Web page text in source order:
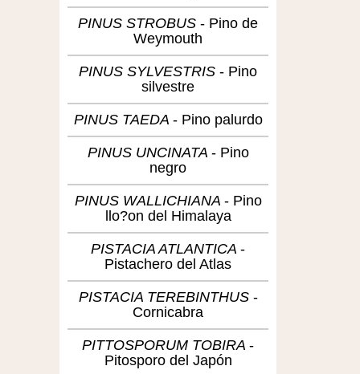
PINUS STROBUS
Pino de
Weymouth
PINUS SYLVESTRIS
Pino
silvestre
PINUS TAEDA Pino palurdo
PINUS UNCINATA Pino
negro
PINUS WALLICHIANA Pino
llo?on del Himalaya
PISTACIA ATLANTICA
Pistachero del Atlas
PISTACIA TEREBINTHUS
Cornicabra
PITTOSPORUM TOBIRA
Pitosporo del Japón